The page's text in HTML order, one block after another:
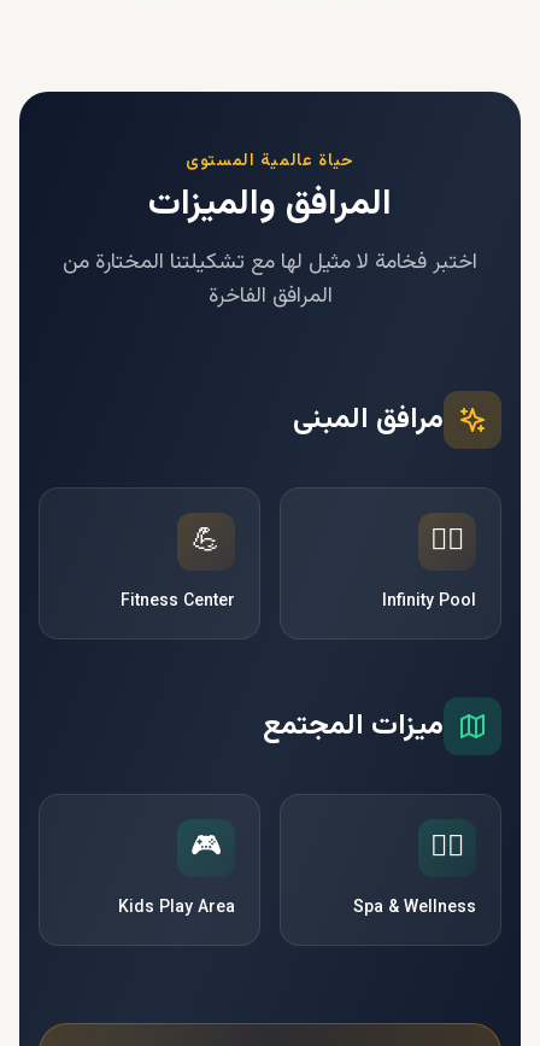
حياة عالمية المستوى
المرافق والميزات
اختبر فخامة لا مثيل لها مع تشكيلتنا المختارة من
المرافق الفاخرة
مرافق المبنى
🏊‍♂️
Infinity Pool
💪
Fitness Center
ميزات المجتمع
🧘‍♀️
Spa & Wellness
🎮
Kids Play Area